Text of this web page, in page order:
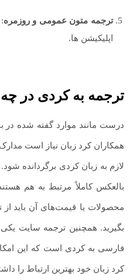
ترجمه متون عمومی و روزمره
اپلیکیشن‌ ها.
ترجمه به کردی در چه
درست مانند موارد گفته شده در
همکاران کرد زبان نیاز است مدارک
لازم به زبان کردی برگردانده
بالعکس کاملاً مرتبط به هم
محصولات یا قیمت‌های آن باید
بگیرید. همچنین ترجمه سایت یکی
فارسی به کردی است که این
کرد زبان خود بهترین ارتباط را